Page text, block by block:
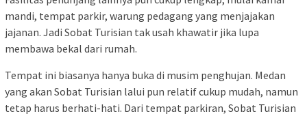
mandi, tempat parkir, warung pedagang yang menjajakan
jajanan. Jadi Sobat Turisian tak usah khawatir jika lupa
membawa bekal dari rumah.
Tempat ini biasanya hanya buka di musim penghujan. Medan
yang akan Sobat Turisian lalui pun relatif cukup mudah, namun
tetap harus berhati-hati. Dari tempat parkiran, Sobat Turisian